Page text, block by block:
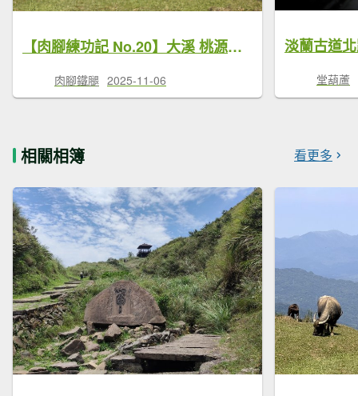
【肉腳練功記 No.20】大溪 桃源谷 灣坑頭山 大里
肉腳鐵腿 2025-11-06 堂葫蘆
相關相簿 看更多